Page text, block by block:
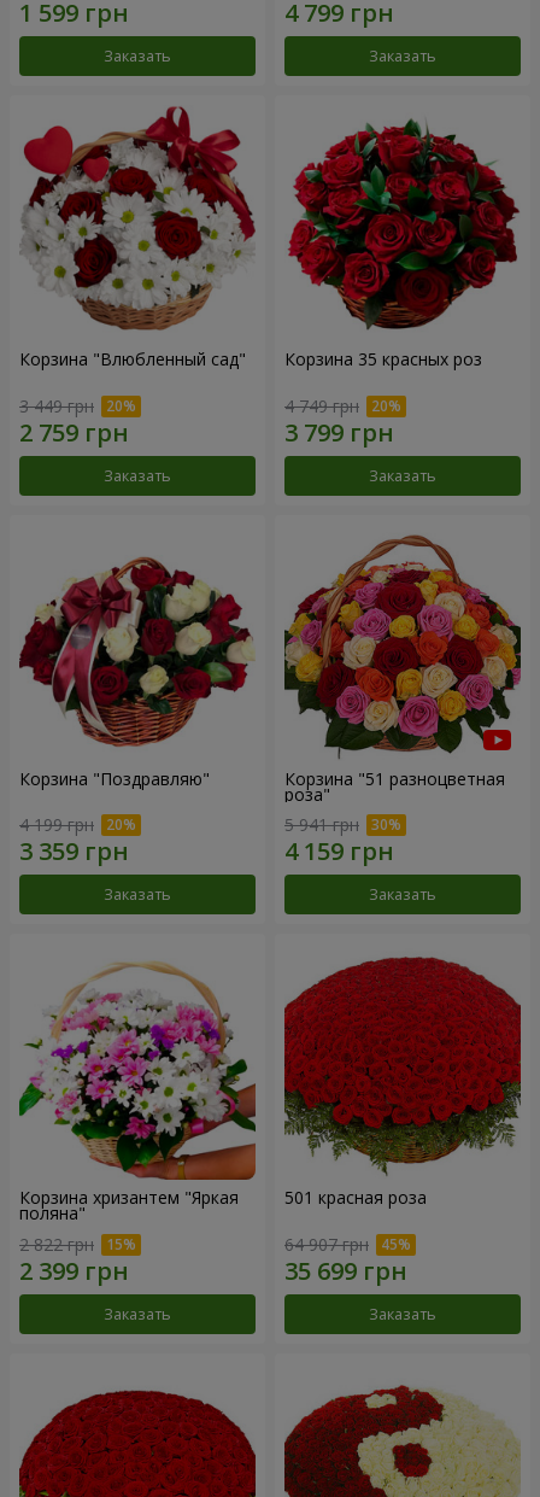
Заказать Заказать
Корзина "Влюбленный сад"
3 449 грн
Заказать
Корзина 35 красных роз
4 749 грн
Заказать
Корзина "Поздравляю"
4 199 грн
Заказать
Корзина "51 разноцветная
роза"
5 941 грн
Заказать
Корзина хризантем "Яркая
поляна"
2 822 грн
Заказать
501 красная роза
64 907 грн
Заказать